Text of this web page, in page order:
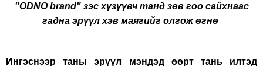
"ODNO brand" зэс хүзүүвч танд зөв гоо сайхнаас
гадна эрүүл хэв маягийг олгож өгнө
Ингэснээр таны эрүүл мэндэд өөрт тань илтэд